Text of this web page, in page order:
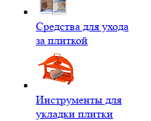
Средства для ухода
за плиткой
Инструменты для
укладки плитки